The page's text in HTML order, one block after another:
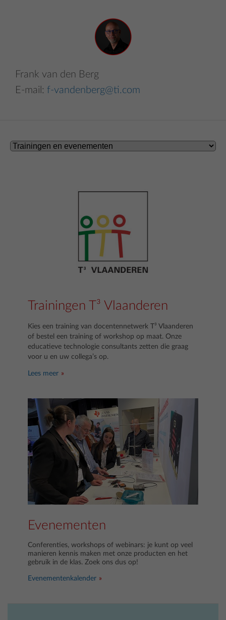
Frank van den Berg
E-mail: f-vandenberg@ti.com
Trainingen T³ Vlaanderen
Kies een training van docentennetwerk T³ Vlaanderen
of bestel een training of workshop op maat. Onze
educatieve technologie consultants zetten die graag
voor u en uw collega’s op.
Lees meer
Evenementen
Conferenties, workshops of webinars: je kunt op veel
manieren kennis maken met onze producten en het
gebruik in de klas. Zoek ons dus op!
Evenementenkalender